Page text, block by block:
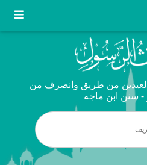
من طريق وانصرف من
سنن ابن ماجه